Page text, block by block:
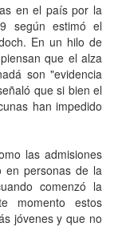
en el país por la
según estimó el
En un hilo de
que el alza
son "evidencia
que si bien el
han impedido
las admisiones
en personas de la
comenzó la
momento estos
jóvenes y que no